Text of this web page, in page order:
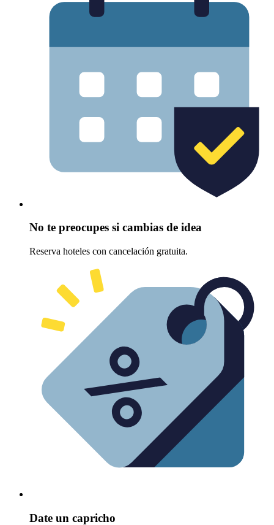
No te preocupes si cambias de idea
Reserva hoteles con cancelación gratuita.
Date un capricho